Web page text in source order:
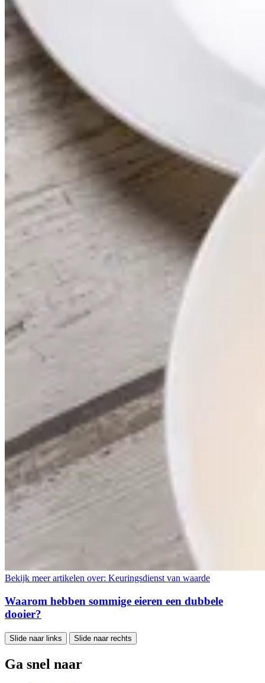
Bekijk meer artikelen over: Keuringsdienst van waarde
Waarom hebben sommige eieren een dubbele
dooier?
Slide naar links Slide naar rechts
Ga snel naar